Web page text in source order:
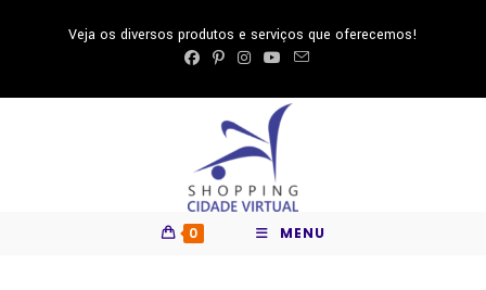
conteúdo
Veja os diversos produtos e serviços que oferecemos!
0 MENU